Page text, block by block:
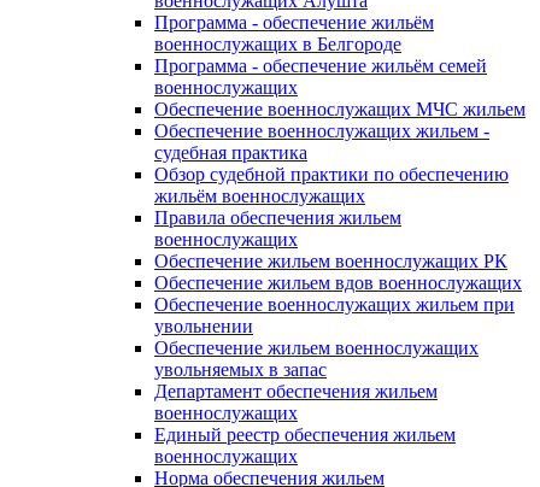
Программа - обеспечение жильём
военнослужащих в Белгороде
Программа - обеспечение жильём семей
военнослужащих
Обеспечение военнослужащих МЧС жильем
Обеспечение военнослужащих жильем -
судебная практика
Обзор судебной практики по обеспечению
жильём военнослужащих
Правила обеспечения жильем
военнослужащих
Обеспечение жильем военнослужащих РК
Обеспечение жильем вдов военнослужащих
Обеспечение военнослужащих жильем при
увольнении
Обеспечение жильем военнослужащих
увольняемых в запас
Департамент обеспечения жильем
военнослужащих
Единый реестр обеспечения жильем
военнослужащих
Норма обеспечения жильем